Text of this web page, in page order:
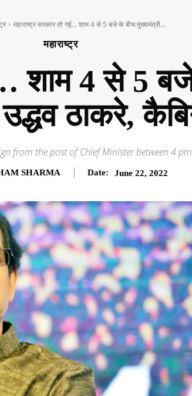
महाराष्ट्र सरकार तो गई... शाम 4 से 5 बजे के बीच मुख्यमंत्री...
महाराष्ट्र
शाम 4 से 5
ठाकरे,
from the post of Chief Minister between 4
SHARMA Date: June 22, 2022